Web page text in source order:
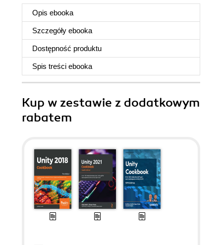
Opis ebooka
Szczegóły ebooka
Dostępność produktu
Spis treści ebooka
Kup w zestawie z dodatkowym
rabatem